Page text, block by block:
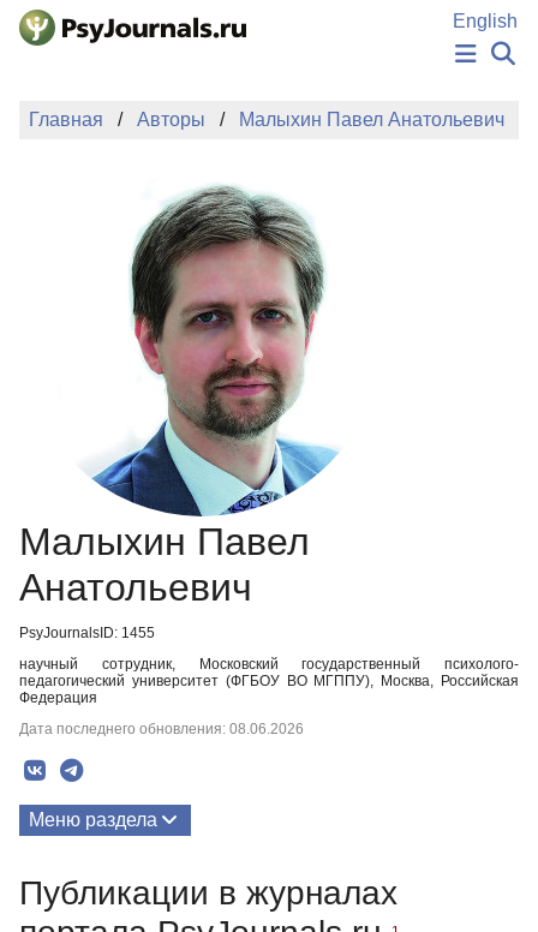
Перейти к основному содержанию
English
НОВОСТИ
ПОДАТЬ РУКОПИСЬ
БАЗА ЗНАНИЙ
КЛЮЧЕВЫЕ СЛОВА
Регистрация
Главная Авторы Малыхин Павел Анатольевич
Малыхин Павел
Анатольевич
PsyJournalsID: 1455
научный сотрудник, Московский государственный психолого-
педагогический университет (ФГБОУ ВО МГППУ), Москва, Российская
Федерация
Дата последнего обновления: 08.06.2026
Меню раздела
Публикации в журналах